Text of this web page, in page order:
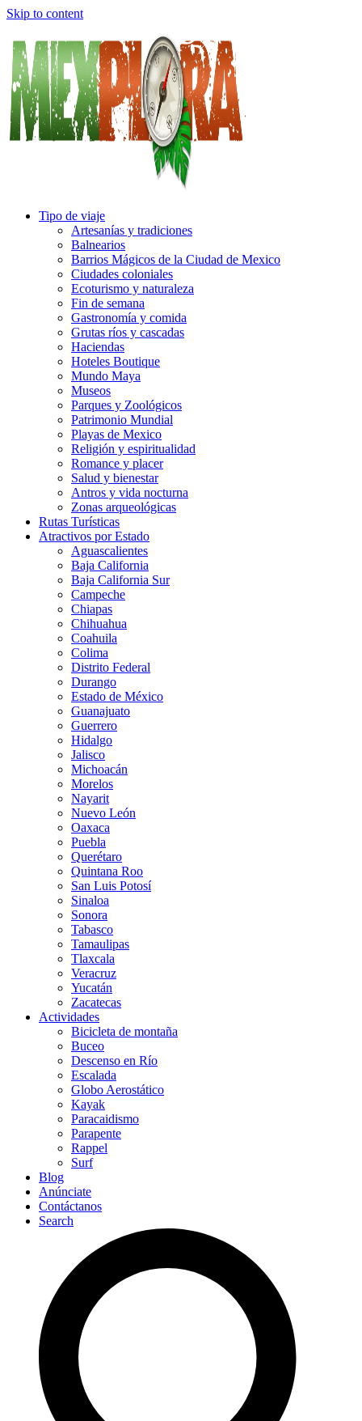
Skip to content
Tipo de viaje
Artesanías y tradiciones
Balnearios
Barrios Mágicos de la Ciudad de Mexico
Ciudades coloniales
Ecoturismo y naturaleza
Fin de semana
Gastronomía y comida
Grutas ríos y cascadas
Haciendas
Hoteles Boutique
Mundo Maya
Museos
Parques y Zoológicos
Patrimonio Mundial
Playas de Mexico
Religión y espiritualidad
Romance y placer
Salud y bienestar
Antros y vida nocturna
Zonas arqueológicas
Rutas Turísticas
Atractivos por Estado
Aguascalientes
Baja California
Baja California Sur
Campeche
Chiapas
Chihuahua
Coahuila
Colima
Distrito Federal
Durango
Estado de México
Guanajuato
Guerrero
Hidalgo
Jalisco
Michoacán
Morelos
Nayarit
Nuevo León
Oaxaca
Puebla
Querétaro
Quintana Roo
San Luis Potosí
Sinaloa
Sonora
Tabasco
Tamaulipas
Tlaxcala
Veracruz
Yucatán
Zacatecas
Actividades
Bicicleta de montaña
Buceo
Descenso en Río
Escalada
Globo Aerostático
Kayak
Paracaidismo
Parapente
Rappel
Surf
Blog
Anúnciate
Contáctanos
Search